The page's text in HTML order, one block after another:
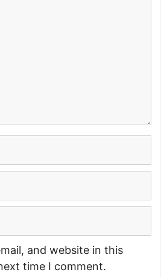
and website in this
time I comment.